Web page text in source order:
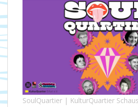
SoulQuartier | KulturQuartier